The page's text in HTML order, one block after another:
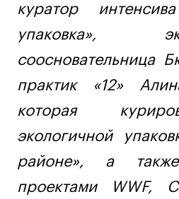
Маркетинг
Все программы
Мода
Иллюстрация
Диджитал
куратор
упаковка»,
соосновательница
практик «12»
которая
экологичной
районе», а
проектами WWF,